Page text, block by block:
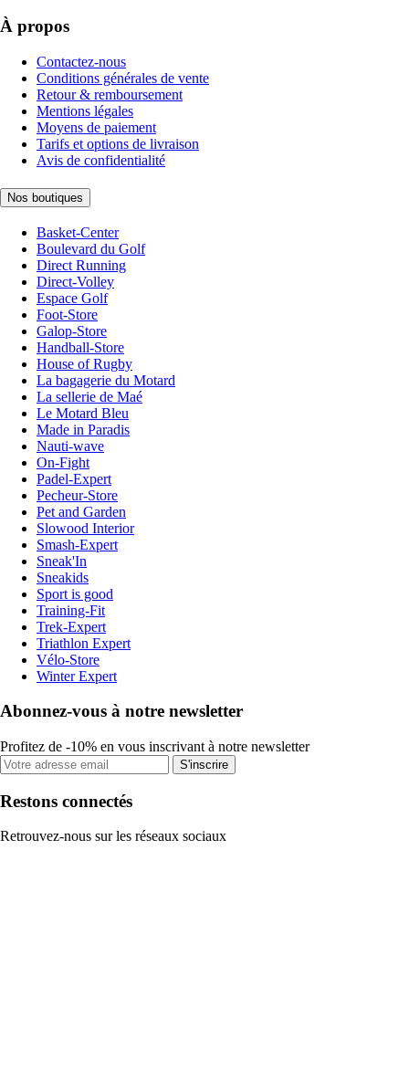
À propos
Contactez-nous
Conditions générales de vente
Retour & remboursement
Mentions légales
Moyens de paiement
Tarifs et options de livraison
Avis de confidentialité
Nos boutiques
Basket-Center
Boulevard du Golf
Direct Running
Direct-Volley
Espace Golf
Foot-Store
Galop-Store
Handball-Store
House of Rugby
La bagagerie du Motard
La sellerie de Maé
Le Motard Bleu
Made in Paradis
Nauti-wave
On-Fight
Padel-Expert
Pecheur-Store
Pet and Garden
Slowood Interior
Smash-Expert
Sneak'In
Sneakids
Sport is good
Training-Fit
Trek-Expert
Triathlon Expert
Vélo-Store
Winter Expert
Abonnez-vous à notre newsletter
Profitez de -10% en vous inscrivant à notre newsletter
S'inscrire
Restons connectés
Retrouvez-nous sur les réseaux sociaux